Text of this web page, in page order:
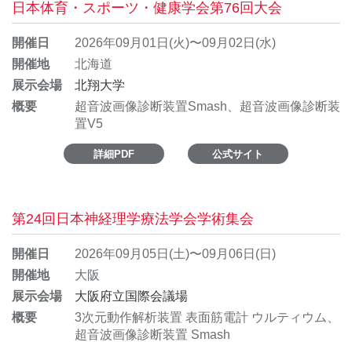
日本体育・スポーツ・健康学会第76回大会
開催日
2026年09月01日(火)〜09月02日(水)
開催地
北海道
展示会場
北翔大学
概要
超音波画像診断装置Smash、超音波画像診断装
置V5
詳細PDF 公式サイト
第24回日本神経理学療法学会学術集会
開催日
2026年09月05日(土)〜09月06日(日)
開催地
大阪
展示会場
大阪府立国際会議場
概要
3次元動作解析装置 表面筋電計 ウルティウム、
超音波画像診断装置 Smash